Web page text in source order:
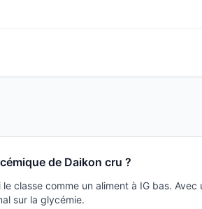
de Daikon cru ?
classe comme un aliment à IG bas. Avec
sur la glycémie.